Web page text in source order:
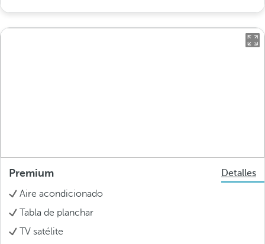
Premium
Detalles
Aire acondicionado
Tabla de planchar
TV satélite